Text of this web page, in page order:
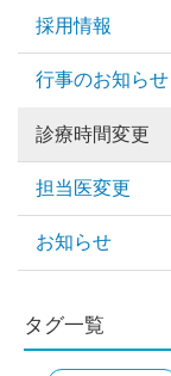
採用情報
行事のお知らせ
診療時間変更
担当医変更
お知らせ
タグ一覧